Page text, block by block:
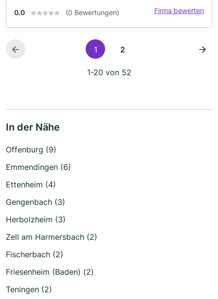
0.0 (0 Bewertungen) Firma bewerten
1 2
1-20 von 52
In der Nähe
Offenburg (9)
Emmendingen (6)
Ettenheim (4)
Gengenbach (3)
Herbolzheim (3)
Zell am Harmersbach (2)
Fischerbach (2)
Friesenheim (Baden) (2)
Teningen (2)